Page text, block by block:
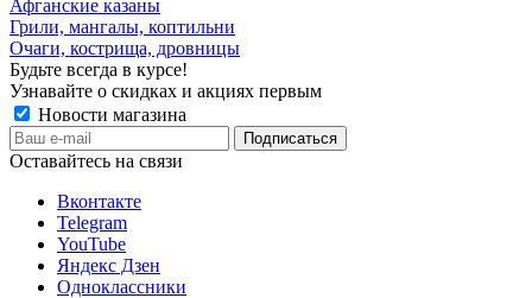
Афганские казаны
Грили, мангалы, коптильни
Очаги, кострища, дровницы
Будьте всегда в курсе!
Узнавайте о скидках и акциях первым
Новости магазина
Оставайтесь на связи
Вконтакте
Telegram
YouTube
Яндекс Дзен
Одноклассники